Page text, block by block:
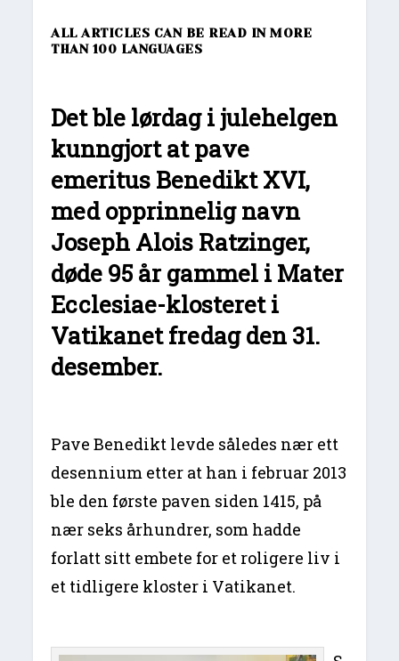
ALL ARTICLES CAN BE READ IN MORE
THAN 100 LANGUAGES
Det ble lørdag i julehelgen
kunngjort at pave
emeritus Benedikt XVI,
med opprinnelig navn
Joseph Alois Ratzinger,
døde 95 år gammel i Mater
Ecclesiae-klosteret i
Vatikanet fredag den 31.
desember.
Pave Benedikt levde således nær ett
desennium etter at han i februar 2013
ble den første paven siden 1415, på
nær seks århundrer, som hadde
forlatt sitt embete for et roligere liv i
et tidligere kloster i Vatikanet.